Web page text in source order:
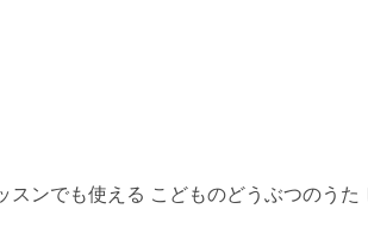
スンでも使える こどものどうぶつのうた